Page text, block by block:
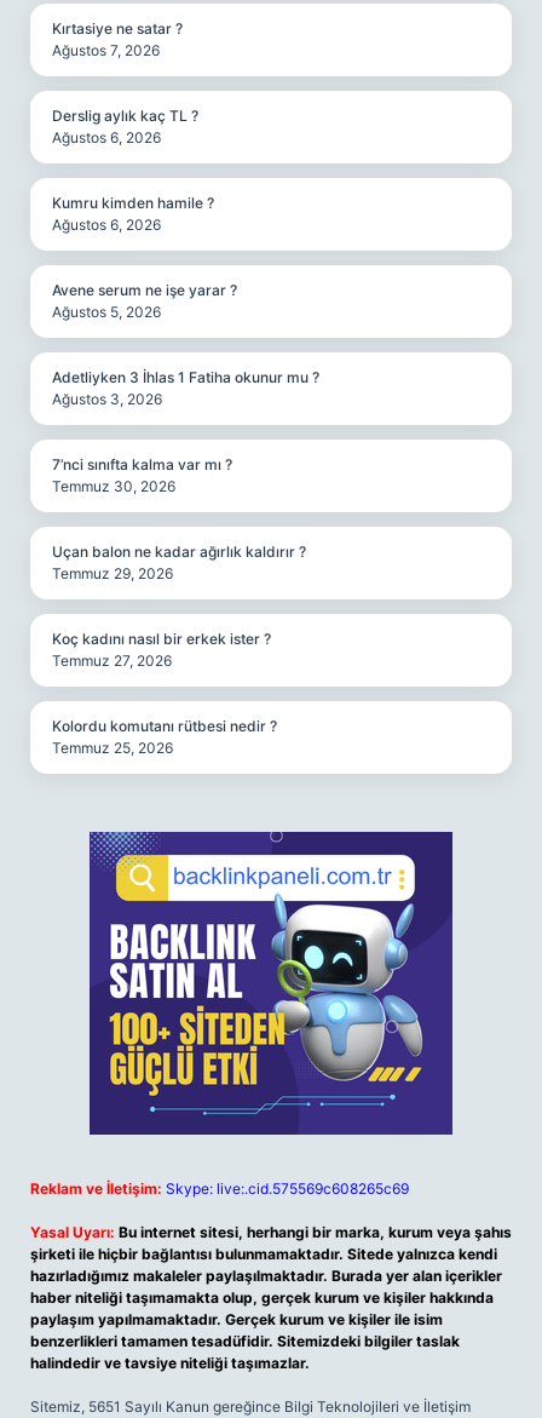
Kırtasiye ne satar ?
Ağustos 7, 2026
Derslig aylık kaç TL ?
Ağustos 6, 2026
Kumru kimden hamile ?
Ağustos 6, 2026
Avene serum ne işe yarar ?
Ağustos 5, 2026
Adetliyken 3 İhlas 1 Fatiha okunur mu ?
Ağustos 3, 2026
7’nci sınıfta kalma var mı ?
Temmuz 30, 2026
Uçan balon ne kadar ağırlık kaldırır ?
Temmuz 29, 2026
Koç kadını nasıl bir erkek ister ?
Temmuz 27, 2026
Kolordu komutanı rütbesi nedir ?
Temmuz 25, 2026
Reklam ve İletişim: Skype: live:.cid.575569c608265c69
Yasal Uyarı: Bu internet sitesi, herhangi bir marka, kurum veya şahıs
şirketi ile hiçbir bağlantısı bulunmamaktadır. Sitede yalnızca kendi
hazırladığımız makaleler paylaşılmaktadır. Burada yer alan içerikler
haber niteliği taşımamakta olup, gerçek kurum ve kişiler hakkında
paylaşım yapılmamaktadır. Gerçek kurum ve kişiler ile isim
benzerlikleri tamamen tesadüfidir. Sitemizdeki bilgiler taslak
halindedir ve tavsiye niteliği taşımazlar.
Sitemiz, 5651 Sayılı Kanun gereğince Bilgi Teknolojileri ve İletişim